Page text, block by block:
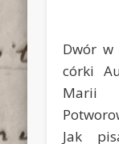
Dwór w
córki
Marii
Jak